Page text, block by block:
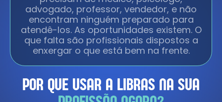
advogado, professor, vendedor, e não
encontram ninguém preparado para
atendê-los. As oportunidades existem. O
que falta são profissionais dispostos a
enxergar o que está bem na frente.
POR QUE USAR A LIBRAS NA SUA